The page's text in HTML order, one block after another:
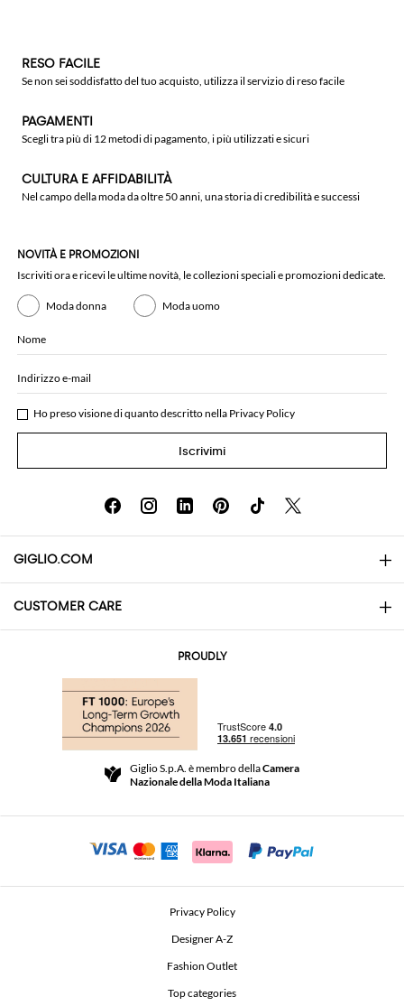
RESO FACILE
Se non sei soddisfatto del tuo acquisto, utilizza il servizio di reso facile
PAGAMENTI
Scegli tra più di 12 metodi di pagamento, i più utilizzati e sicuri
CULTURA E AFFIDABILITÀ
Nel campo della moda da oltre 50 anni, una storia di credibilità e successi
NOVITÀ E PROMOZIONI
Iscriviti ora e ricevi le ultime novità, le collezioni speciali e promozioni dedicate.
Moda donna Moda uomo
Nome
Indirizzo e-mail
Ho preso visione di quanto descritto nella Privacy Policy
Iscrivimi
GIGLIO.COM
About
Community Store
Beauty Seekers VIP Club
CUSTOMER CARE
Resi e Rimborsi
Termini e Condizioni di vendita
Comunicazione di sicurezza
PROUDLY
Giglio S.p.A. è membro dellaCamera
Nazionale della Moda Italiana
Privacy Policy
Designer A-Z
Fashion Outlet
Top categories